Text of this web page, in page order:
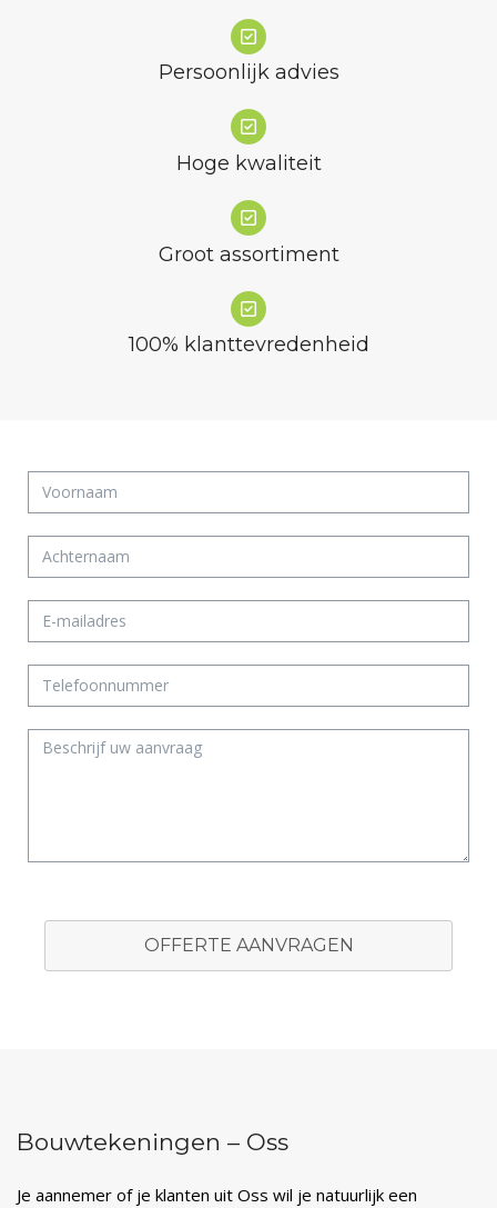
Persoonlijk advies
Hoge kwaliteit
Groot assortiment
100% klanttevredenheid
OFFERTE AANVRAGEN
Bouwtekeningen – Oss
Je aannemer of je klanten uit Oss wil je natuurlijk een